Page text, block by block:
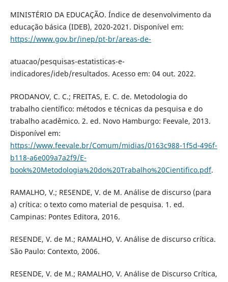
MINISTÉRIO DA EDUCAÇÃO. Índice de desenvolvimento da
educação básica (IDEB), 2020-2021. Disponível em:
https://www.gov.br/inep/pt-br/areas-de-
atuacao/pesquisas-estatisticas-e-
indicadores/ideb/resultados. Acesso em: 04 out. 2022.
PRODANOV, C. C.; FREITAS, E. C. de. Metodologia do
trabalho científico: métodos e técnicas da pesquisa e do
trabalho acadêmico. 2. ed. Novo Hamburgo: Feevale, 2013.
Disponível em:
https://www.feevale.br/Comum/midias/0163c988-1f5d-496f-
b118-a6e009a7a2f9/E-
book%20Metodologia%20do%20Trabalho%20Cientifico.pdf.
RAMALHO, V.; RESENDE, V. de M. Análise de discurso (para
a) crítica: o texto como material de pesquisa. 1. ed.
Campinas: Pontes Editora, 2016.
RESENDE, V. de M.; RAMALHO, V. Análise de discurso crítica.
São Paulo: Contexto, 2006.
RESENDE, V. de M.; RAMALHO, V. Análise de Discurso Crítica,